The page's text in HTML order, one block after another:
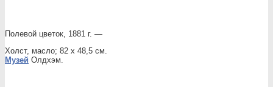
Полевой цветок, 1881 г. —
Холст, масло; 82 х 48,5 см.
Музей Олдхэм.